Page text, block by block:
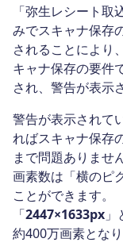
「弥生レシート
みでスキャナ保存
されることにより
キャナ保存の要件
され、警告が表示
警告が表示されて
ればスキャナ保存
まで問題ありません
画素数は「横のピ
ことができます。
「2447×1633px
約400万画素となり